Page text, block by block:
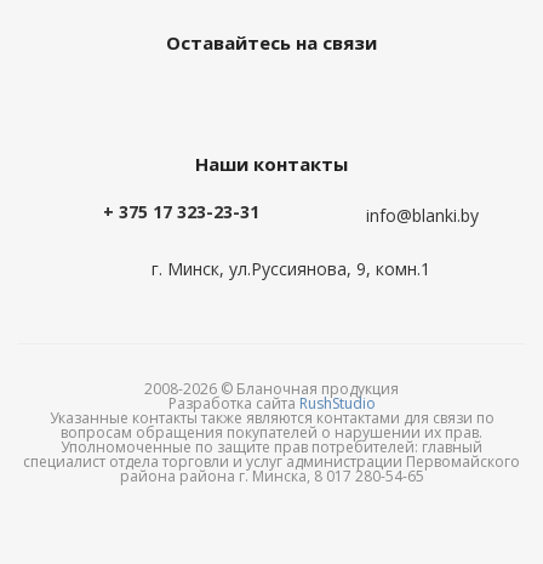
Оставайтесь на связи
Наши контакты
+ 375 17 323-23-31 info@blanki.by
г. Минск, ул.Руссиянова, 9, комн.1
2008-2026 © Бланочная продукция
Разработка сайта RushStudio
Указанные контакты также являются контактами для связи по
вопросам обращения покупателей о нарушении их прав.
Уполномоченные по защите прав потребителей: главный
специалист отдела торговли и услуг администрации Первомайского
района района г. Минска, 8 017 280-54-65